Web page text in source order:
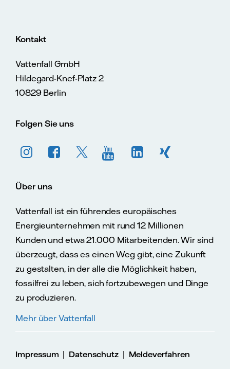
Kontakt
Vattenfall GmbH
Hildegard-Knef-Platz 2
10829 Berlin
Folgen Sie uns
Über uns
Vattenfall ist ein führendes europäisches
Energieunternehmen mit rund 12 Millionen
Kunden und etwa 21.000 Mitarbeitenden. Wir sind
überzeugt, dass es einen Weg gibt, eine Zukunft
zu gestalten, in der alle die Möglichkeit haben,
fossilfrei zu leben, sich fortzubewegen und Dinge
zu produzieren.
Mehr über Vattenfall
Impressum | Datenschutz| Meldeverfahren